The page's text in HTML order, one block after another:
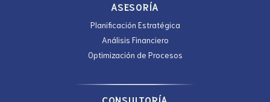
ASESORÍA
Planificación Estratégica
Análisis Financiero
Optimización de Procesos
CONSULTORÍA